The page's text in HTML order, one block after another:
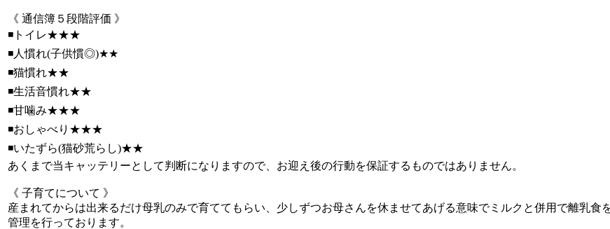
《 通信簿５段階評価 》
◾トイレ★★★
◾人慣れ(子供慣◎)★★
◾猫慣れ★★
◾生活音慣れ★★
◾甘噛み★★★
◾おしゃべり★★★
◾いたずら(猫砂荒らし)★★
あくまで当キャッテリーとして判断になりますので、お迎え後の行動を保証するものではありません。
《 子育てについて 》
産まれてからは出来るだけ母乳のみで育ててもらい、少しずつお母さんを休ませてあげる意味でミルクと併用で離乳
管理を行っております。